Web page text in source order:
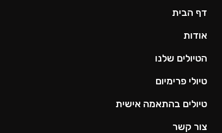
דף הבית
אודות
הטיולים שלנו
טיולי פרימיום
טיולים בהתאמה אישית
צור קשר